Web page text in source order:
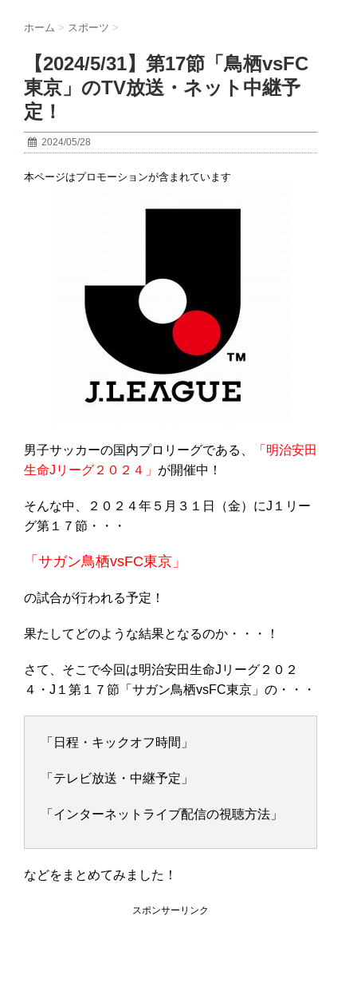
ホーム > スポーツ >
【2024/5/31】第17節「鳥栖vsFC
東京」のTV放送・ネット中継予
定！
2024/05/28
本ページはプロモーションが含まれています
男子サッカーの国内プロリーグである、
「明治安田
生命Jリーグ２０２４」 が開催中！
そんな中、２０２４年５月３１日（金）にJ１リー
グ第１７節・・・
「サガン鳥栖vsFC東京」
の試合が行われる予定！
果たしてどのような結果となるのか・・・！
さて、そこで今回は明治安田生命Jリーグ２０２
４・J１第１７節「サガン鳥栖vsFC東京」の・・・
「日程・キックオフ時間」
「テレビ放送・中継予定」
「インターネットライブ配信の視聴方法」
などをまとめてみました！
スポンサーリンク